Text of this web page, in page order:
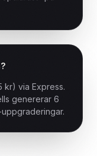
kr) via Express.
genererar 6